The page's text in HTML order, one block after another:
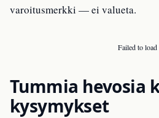
varoitusmerkki — ei valueta.
Failed to load
Tummia hevosia
kysymykset